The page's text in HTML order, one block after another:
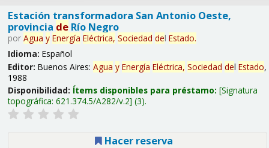
Estación transformadora San Antonio Oeste,
provincia deRío Negro
por Agua y Energía Eléctrica, Sociedad del Estado.
Idioma: Español
Editor: Buenos Aires: Agua y Energía Eléctrica, Sociedad del Estado,
1988
Disponibilidad: Ítems disponibles para préstamo: Signatura
topográfica: 621.374.5/A282/v.2 (3).
Hacer reserva